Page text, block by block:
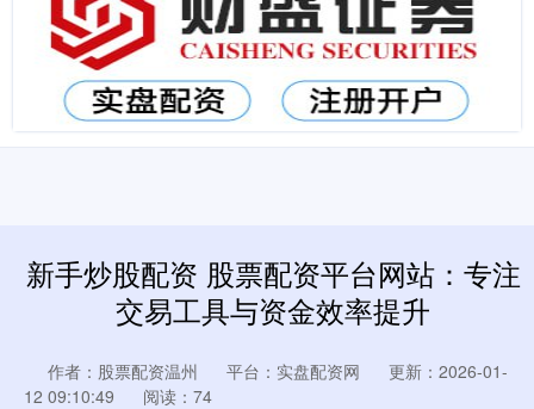
新手炒股配资 股票配资平台网站：专注
交易工具与资金效率提升
作者：股票配资温州 平台：实盘配资网
更新：2026-01-
12 09:10:49
阅读：74